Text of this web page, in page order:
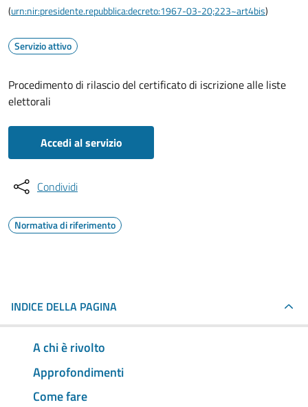
(urn:nir:presidente.repubblica:decreto:1967-03-20;223~art4bis)
Servizio attivo
Procedimento di rilascio del certificato di iscrizione alle liste
elettorali
Accedi al servizio
Condividi
Normativa di riferimento
INDICE DELLA PAGINA
A chi è rivolto
Approfondimenti
Come fare